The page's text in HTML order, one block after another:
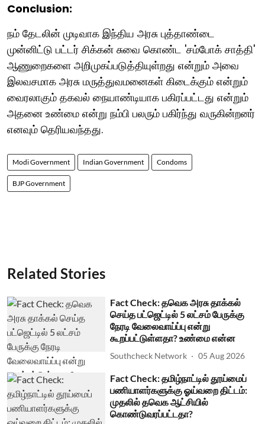
Conclusion:
நம் தேடலின் முடிவாக இந்திய அரசு புத்தாண்டை
முன்னிட்டு பட்டர் சிக்கன் சுவை கொண்ட 'சம்போக் சாத்தி'
ஆணுறைகளை அறிமுகப்படுத்தியுள்றது என்றும் அவை
இலவசமாக அரசு மருத்துவமனைகள் கிடைக்கும் என்றும்
வைரலாகும் தகவல் நையாண்டியாக பகிரப்பட்டது என்றும்
அதனை உண்மை என்று நம்பி பலரும் பகிர்ந்து வருகின்றனர்
எனவும் தெரியவந்தது.
Modi Government Indian Government Condoms
BJP Government
Related Stories
Fact Check: தவெக அரசு தாக்கல்
செய்த பட்ஜெட்டில் 5 லட்சம் பேருக்கு
நேரடி வேலைவாய்ப்பு என்று
கூறப்பட்டுள்ளதா? உண்மை என்ன
Southcheck Network 05 Aug 2026
Fact Check: தமிழ்நாட்டில் தூய்மைப்
பணியாளர்களுக்கு ஓய்வறை திட்டம்:
முதலில் தவெக ஆட்சியில்
கொண்டுவரப்பட்டதா?